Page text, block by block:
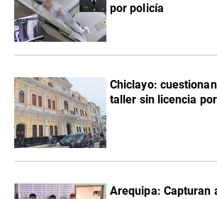
por policía
Chiclayo:
taller sin licencia
Arequipa: Capturan